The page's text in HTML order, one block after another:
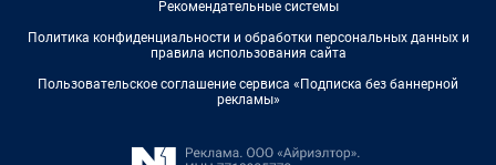
Рекомендательные системы
Политика конфиденциальности и обработки персональных данных и
правила использования сайта
Пользовательское соглашение сервиса «Подписка без баннерной
рекламы»